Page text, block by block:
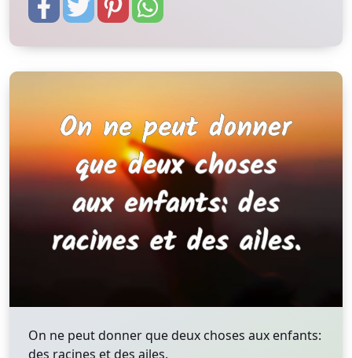
On ne peut donner que deux choses aux enfants:
des racines et des ailes.